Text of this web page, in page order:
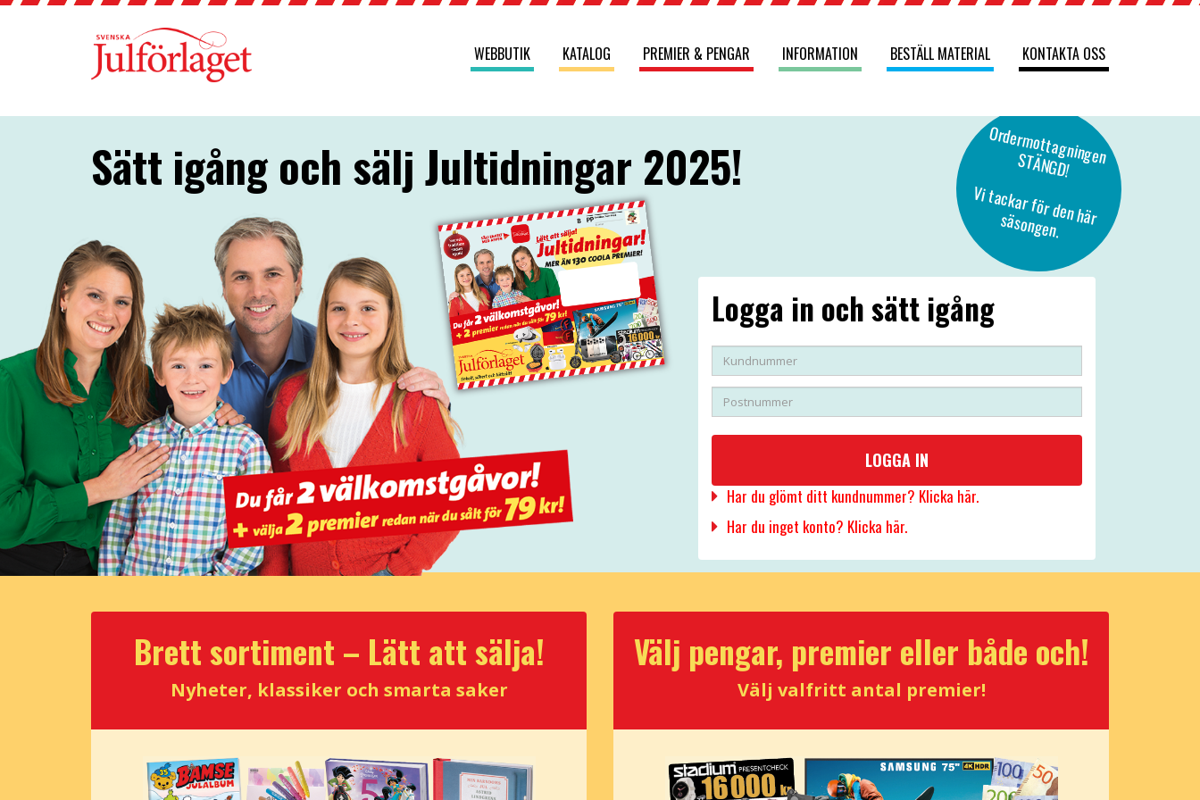
WEBBUTIK KATALOG PREMIER & PENGAR INFORMATION BESTÄLL MATERIAL KONTAKTA OSS
O
rderm
ottagningen
STÄNG
D!
Vi tackar för den här säsongen.
Sätt igång och sälj Jultidningar 2025!
Logga in och sätt igång
LOGGA IN
Har du glömt ditt kundnummer? Klicka här.
Har du inget konto? Klicka här.
Brett sortiment – Lätt att sälja!
Nyheter, klassiker och smarta saker
Välj pengar, premier eller både och!
Välj valfritt antal premier!